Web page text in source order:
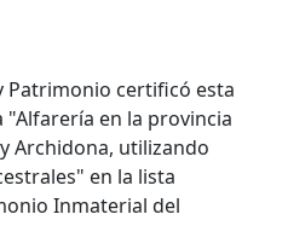
Patrimonio certificó esta
"Alfarería en la provincia
Archidona, utilizando
en la lista
Inmaterial del